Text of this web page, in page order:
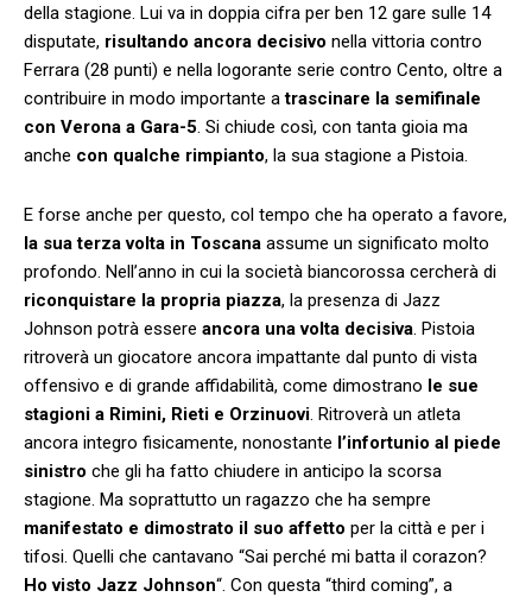
della stagione. Lui va in doppia cifra per ben 12 gare sulle 14
disputate, risultando ancora decisivo nella vittoria contro
Ferrara (28 punti) e nella logorante serie contro Cento, oltre a
contribuire in modo importante atrascinare la semifinale
con Verona a Gara-5. Si chiude così, con tanta gioia ma
anche con qualche rimpianto, la sua stagione a Pistoia.
E forse anche per questo, col tempo che ha operato a favore,
la sua terza volta in Toscana assume un significato molto
profondo. Nell’anno in cui la società biancorossa cercherà di
riconquistare la propria piazza, la presenza di Jazz
Johnson potrà essere ancora una volta decisiva. Pistoia
ritroverà un giocatore ancora impattante dal punto di vista
offensivo e di grande affidabilità, come dimostrano le sue
stagioni a Rimini, Rieti e Orzinuovi. Ritroverà un atleta
ancora integro fisicamente, nonostante l’infortunio al piede
sinistro che gli ha fatto chiudere in anticipo la scorsa
stagione. Ma soprattutto un ragazzo che ha sempre
manifestato e dimostrato il suo affetto per la città e per i
tifosi. Quelli che cantavano “Sai perché mi batta il corazon?
Ho visto Jazz Johnson“. Con questa “third coming”, a